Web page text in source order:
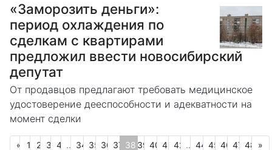
«Заморозить деньги»:
период охлаждения по
сделкам с квартирами
предложил ввести новосибирский
депутат
От продавцов предлагают требовать медицинское
удостоверение дееспособности и адекватности на
момент сделки
« Предыдущая
1 2 3 4 ... 34 35 36 37 38 39 40 41 42 ... 44 45 46 47 48 »